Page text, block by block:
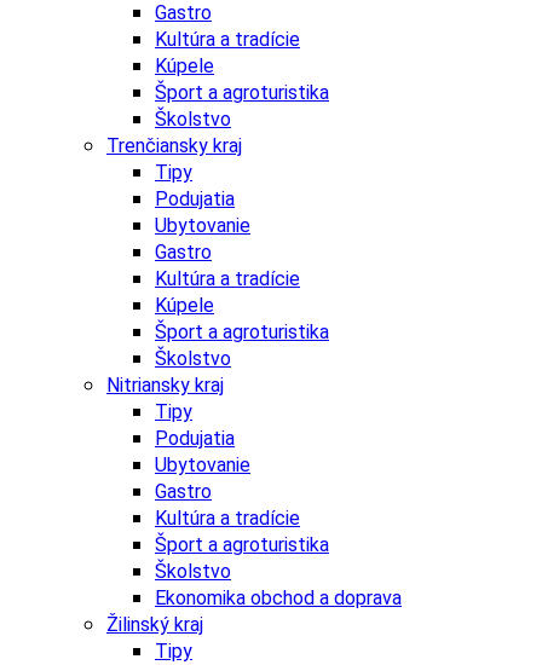
Gastro
Kultúra a tradície
Kúpele
Šport a agroturistika
Školstvo
Trenčiansky kraj
Tipy
Podujatia
Ubytovanie
Gastro
Kultúra a tradície
Kúpele
Šport a agroturistika
Školstvo
Nitriansky kraj
Tipy
Podujatia
Ubytovanie
Gastro
Kultúra a tradície
Šport a agroturistika
Školstvo
Ekonomika obchod a doprava
Žilinský kraj
Tipy